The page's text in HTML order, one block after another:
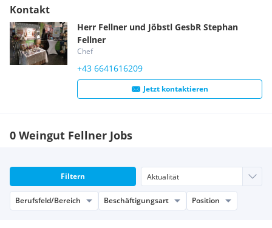
Kontakt
Herr Fellner und Jöbstl GesbR Stephan
Fellner
Chef
+43 6641616209
Jetzt kontaktieren
0 Weingut Fellner Jobs
Filtern
Berufsfeld/Bereich Beschäftigungsart Position